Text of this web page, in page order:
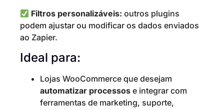
Filtros personalizáveis: outros plugins
podem ajustar ou modificar os dados enviados
ao Zapier.
Ideal para:
Lojas WooCommerce que desejam
automatizar processos e integrar com
ferramentas de marketing, suporte,